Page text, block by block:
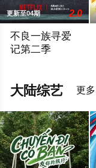
更新至04期 2.0
不良一族寻爱
记第二季
大陆综艺 更多